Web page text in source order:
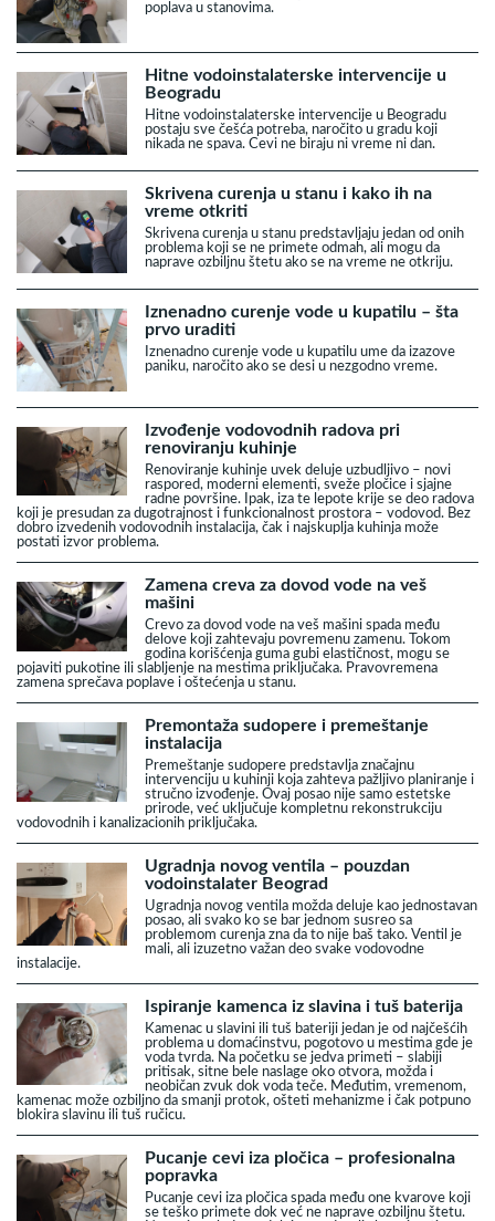
poplava u stanovima.
Hitne vodoinstalaterske intervencije u
Beogradu
Hitne vodoinstalaterske intervencije u Beogradu
postaju sve češća potreba, naročito u gradu koji
nikada ne spava. Cevi ne biraju ni vreme ni dan.
Skrivena curenja u stanu i kako ih na
vreme otkriti
Skrivena curenja u stanu predstavljaju jedan od onih
problema koji se ne primete odmah, ali mogu da
naprave ozbiljnu štetu ako se na vreme ne otkriju.
Iznenadno curenje vode u kupatilu – šta
prvo uraditi
Iznenadno curenje vode u kupatilu ume da izazove
paniku, naročito ako se desi u nezgodno vreme.
Izvođenje vodovodnih radova pri
renoviranju kuhinje
Renoviranje kuhinje uvek deluje uzbudljivo – novi
raspored, moderni elementi, sveže pločice i sjajne
radne površine. Ipak, iza te lepote krije se deo radova
koji je presudan za dugotrajnost i funkcionalnost prostora – vodovod. Bez
dobro izvedenih vodovodnih instalacija, čak i najskuplja kuhinja može
postati izvor problema.
Zamena creva za dovod vode na veš
mašini
Crevo za dovod vode na veš mašini spada među
delove koji zahtevaju povremenu zamenu. Tokom
godina korišćenja guma gubi elastičnost, mogu se
pojaviti pukotine ili slabljenje na mestima priključaka. Pravovremena
zamena sprečava poplave i oštećenja u stanu.
Premontaža sudopere i premeštanje
instalacija
Premeštanje sudopere predstavlja značajnu
intervenciju u kuhinji koja zahteva pažljivo planiranje i
stručno izvođenje. Ovaj posao nije samo estetske
prirode, već uključuje kompletnu rekonstrukciju
vodovodnih i kanalizacionih priključaka.
Ugradnja novog ventila – pouzdan
vodoinstalater Beograd
Ugradnja novog ventila možda deluje kao jednostavan
posao, ali svako ko se bar jednom susreo sa
problemom curenja zna da to nije baš tako. Ventil je
mali, ali izuzetno važan deo svake vodovodne
instalacije.
Ispiranje kamenca iz slavina i tuš baterija
Kamenac u slavini ili tuš bateriji jedan je od najčešćih
problema u domaćinstvu, pogotovo u mestima gde je
voda tvrda. Na početku se jedva primeti – slabiji
pritisak, sitne bele naslage oko otvora, možda i
neobičan zvuk dok voda teče. Međutim, vremenom,
kamenac može ozbiljno da smanji protok, ošteti mehanizme i čak potpuno
blokira slavinu ili tuš ručicu.
Pucanje cevi iza pločica – profesionalna
popravka
Pucanje cevi iza pločica spada među one kvarove koji
se teško primete dok već ne naprave ozbiljnu štetu.